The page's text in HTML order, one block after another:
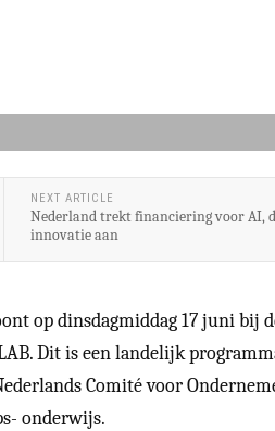
NEXT ARTICLE
Nederland trekt financiering voor AI,
innovatie aan
op dinsdagmiddag 17 juni bij
Dit is een landelijk
Comité voor
onderwijs.